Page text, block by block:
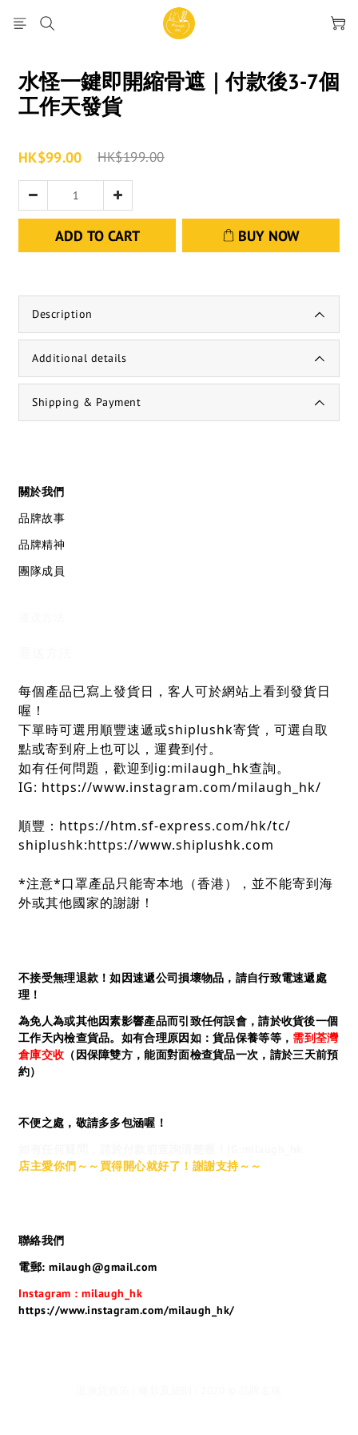
水怪一鍵即開縮骨遮｜付款後3-7個
工作天發貨
HK$99.00 HK$199.00
ADD TO CART BUY NOW
Description
Additional details
Shipping & Payment
關於我們
品牌故事
品牌精神
團隊成員
每個產品已寫上發貨日，客人可於網站上看到發貨日
喔！
下單時可選用順豐速遞或shiplushk寄貨，可選自取
點或寄到府上也可以，運費到付。
如有任何問題，歡迎到ig:milaugh_hk查詢。
IG: https://www.instagram.com/milaugh_hk/
順豐：https://htm.sf-express.com/hk/tc/
shiplushk:https://www.shiplushk.com
*注意*口罩產品只能寄本地（香港），並不能寄到海
外或其他國家的謝謝！
不接受無理退款！如因速遞公司損壞物品，請自行致電速遞處
理！
為免人為或其他因素影響產品而引致任何誤會，請於收貨後一個
工作天內檢查貨品。如有合理原因如：貨品保養等等， 需到荃灣
倉庫交收 （因保障雙方，能面對面檢查貨品一次，請於三天前預
約）
不便之處，敬請多多包涵喔！
店主愛你們～～買得開心就好了！謝謝支持～～
聯絡我們
電郵: milaugh@gmail.com
Instagram : milaugh_hk
https://www.instagram.com/milaugh_hk/